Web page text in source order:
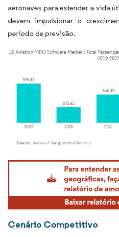
aeronaves para estender a vida
devem impulsionar o
período de previsão.
Imagem © Mordor Intelligence. O reuso
Cenário Competitivo